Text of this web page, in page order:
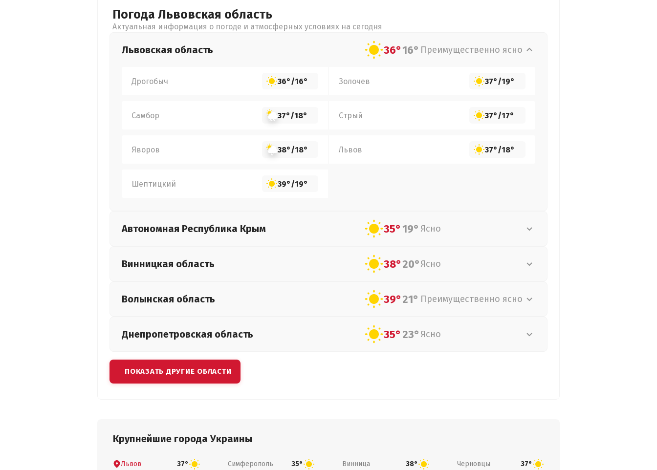
Погода Львовская область
Актуальная информация о погоде и атмосферных условиях на сегодня
Львовская область 36°16° Преимущественно ясно
Дрогобыч 36°/16° Золочев 37°/19°
Самбор 37°/18° Стрый 37°/17°
Яворов 38°/18° Львов 37°/18°
Шептицкий 39°/19°
Автономная Республика Крым 35°19° Ясно
Винницкая область 38°20°Ясно
Волынская область 39°21° Преимущественно ясно
Днепропетровская область 35°23° Ясно
ПОКАЗАТЬ ДРУГИЕ ОБЛАСТИ
Крупнейшие города Украины
Львов 37° Симферополь 35° Винница 38° Черновцы 37°